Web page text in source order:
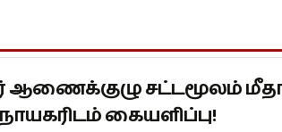
ஆணைக்குழு சட்டமூலம்
கையளிப்பு!